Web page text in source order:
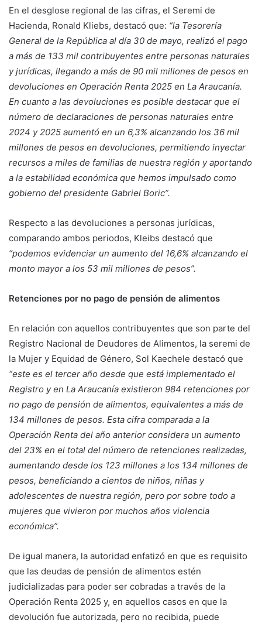
En el desglose regional de las cifras, el Seremi de
Hacienda, Ronald Kliebs, destacó que: “la Tesorería
General de la República al día 30 de mayo, realizó el pago
a más de 133 mil contribuyentes entre personas naturales
y jurídicas, llegando a más de 90 mil millones de pesos en
devoluciones en Operación Renta 2025 en La Araucanía.
En cuanto a las devoluciones es posible destacar que el
número de declaraciones de personas naturales entre
2024 y 2025 aumentó en un 6,3% alcanzando los 36 mil
millones de pesos en devoluciones, permitiendo inyectar
recursos a miles de familias de nuestra región y aportando
a la estabilidad económica que hemos impulsado como
gobierno del presidente Gabriel Boric”.
Respecto a las devoluciones a personas jurídicas,
comparando ambos periodos, Kleibs destacó que
“podemos evidenciar un aumento del 16,6% alcanzando el
monto mayor a los 53 mil millones de pesos”.
Retenciones por no pago de pensión de alimentos
En relación con aquellos contribuyentes que son parte del
Registro Nacional de Deudores de Alimentos, la seremi de
la Mujer y Equidad de Género, Sol Kaechele destacó que
“este es el tercer año desde que está implementado el
Registro y en La Araucanía existieron 984 retenciones por
no pago de pensión de alimentos, equivalentes a más de
134 millones de pesos. Esta cifra comparada a la
Operación Renta del año anterior considera un aumento
del 23% en el total del número de retenciones realizadas,
aumentando desde los 123 millones a los 134 millones de
pesos, beneficiando a cientos de niños, niñas y
adolescentes de nuestra región, pero por sobre todo a
mujeres que vivieron por muchos años violencia
económica”.
De igual manera, la autoridad enfatizó en que es requisito
que las deudas de pensión de alimentos estén
judicializadas para poder ser cobradas a través de la
Operación Renta 2025 y, en aquellos casos en que la
devolución fue autorizada, pero no recibida, puede